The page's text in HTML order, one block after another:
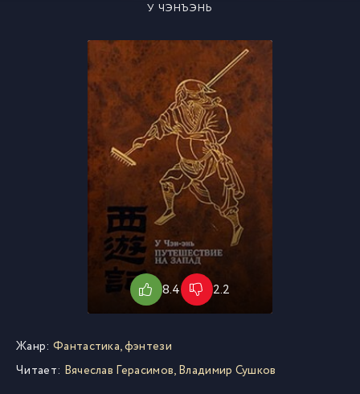
У ЧЭНЪЭНЬ
8.4 2.2
Жанр: Фантастика, фэнтези
Читает: Вячеслав Герасимов, Владимир Сушков